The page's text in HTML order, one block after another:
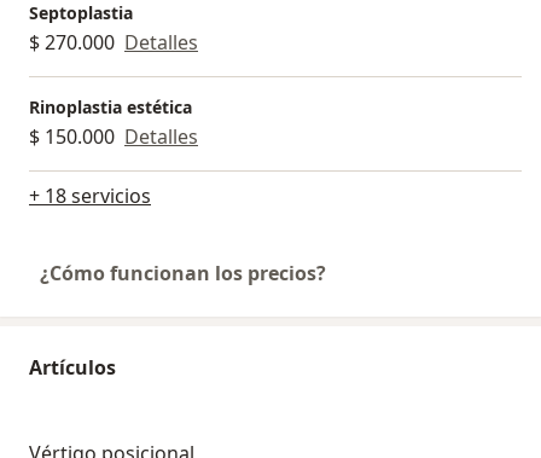
Septoplastia
$ 270.000 Detalles
Rinoplastia estética
$ 150.000 Detalles
+ 18 servicios
¿Cómo funcionan los precios?
Artículos